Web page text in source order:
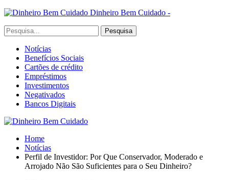
Dinheiro Bem Cuidado -
Notícias
Benefícios Sociais
Cartões de crédito
Empréstimos
Investimentos
Negativados
Bancos Digitais
Home
Notícias
Perfil de Investidor: Por Que Conservador, Moderado e
Arrojado Não São Suficientes para o Seu Dinheiro?